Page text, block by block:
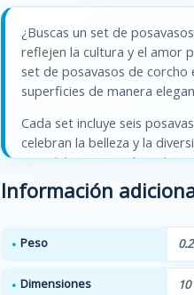
Set
unidades
diseños
culturales
cantidad
¿Buscas un set de
reflejen la cultura y el amor
set de posavasos de
superficies de manera
Cada set incluye seis
celebran la belleza y la
Guardabarranco, elMacho
Nicaragua, la flor
están impresos con tintas de
y biodegradable, lo que lo
ambiente. Además, el
Información
Peso
Dimensiones